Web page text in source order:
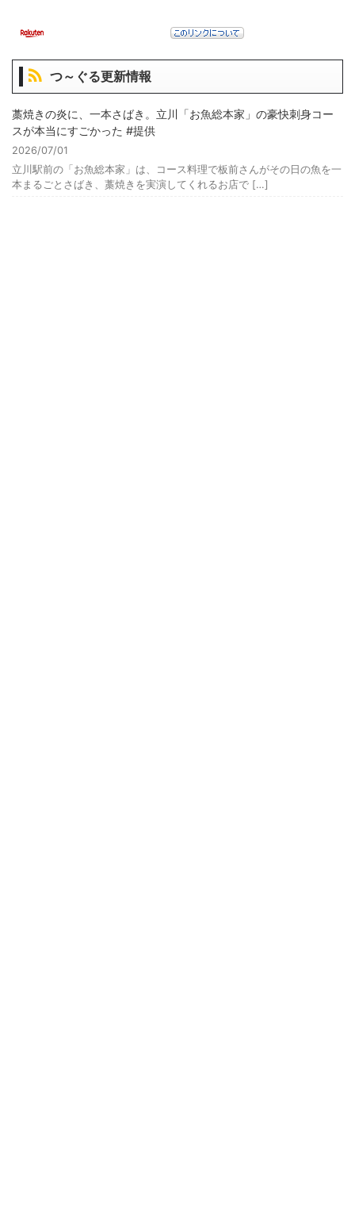
つ～ぐる更新情報
藁焼きの炎に、一本さばき。立川「お魚総本家」の豪快刺身コー
スが本当にすごかった #提供
2026/07/01
立川駅前の「お魚総本家」は、コース料理で板前さんがその日の魚を一
本まるごとさばき、藁焼きを実演してくれるお店で […]